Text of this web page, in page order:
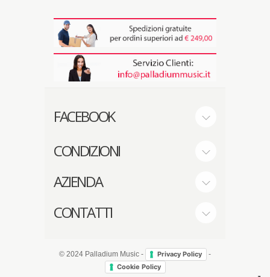
FACEBOOK
CONDIZIONI
AZIENDA
CONTATTI
© 2024 Palladium Music - Privacy Policy
-
Cookie Policy